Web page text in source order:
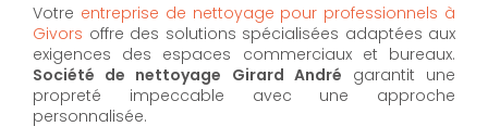
Votre entreprise de nettoyage pour professionnels à
Givors offre des solutions spécialisées adaptées aux
exigences des espaces commerciaux et bureaux.
Société de nettoyage Girard André garantit une
propreté impeccable avec une approche
personnalisée.